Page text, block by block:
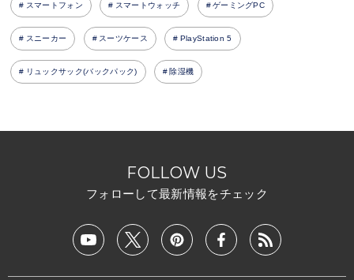
スマートフォン スマートウォッチ ゲーミングPC
スニーカー スーツケース PlayStation 5
リュックサック(バックパック) 除湿機
FOLLOW US
フォローして最新情報をチェック